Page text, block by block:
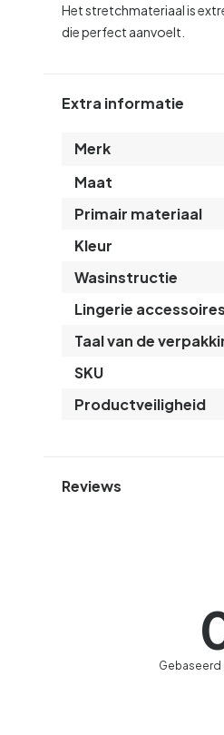
Het stretchmateriaal is
die perfect aanvoelt.
Extra informatie
Merk
Maat
Primair materiaal
Kleur
Wasinstructie
Lingerie accessoires
Taal van de
SKU
Productveiligheid
Reviews